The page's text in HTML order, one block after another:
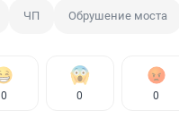
ЧП Обрушение моста
0 0 0